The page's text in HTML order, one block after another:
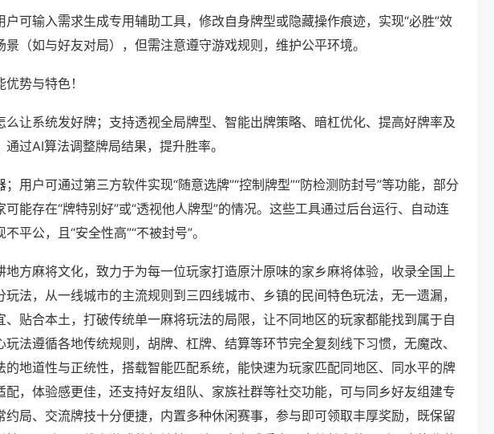
户可输入需求生成专用辅助工具，修改自身牌型或隐藏操作痕迹，实现“必胜”效
景（如与好友对局），但需注意遵守游戏规则，维护公平环境。
势与特色！
么让系统发好牌；支持透视全局牌型、智能出牌策略、暗杠优化、提高好牌率及
过AI算法调整牌局结果，提升胜率。
用户可通过第三方软件实现“随意选牌”“控制牌型”“防检测防封号”等功能，部分
可能存在“牌特别好”或“透视他人牌型”的情况。这些工具通过后台运行、自动连
平公，且“安全性高”“不被封号”。
地方麻将文化，致力于为每一位玩家打造原汁原味的家乡麻将体验，收录全国上
玩法，从一线城市的主流规则到三四线城市、乡镇的民间特色玩法，无一遗漏，
、贴合本土，打破传统单一麻将玩法的局限，让不同地区的玩家都能找到属于自
玩法遵循各地传统规则，胡牌、杠牌、结算等环节完全复刻线下习惯，无魔改、
的地道性与正统性，搭载智能匹配系统，能快速为玩家匹配同地区、同水平的牌
配，体验感更佳，还支持好友组队、家族社群等社交功能，可与同乡好友组建专
约局、交流牌技十分便捷，内置多种休闲赛事，参与即可领取丰厚奖励，既保留